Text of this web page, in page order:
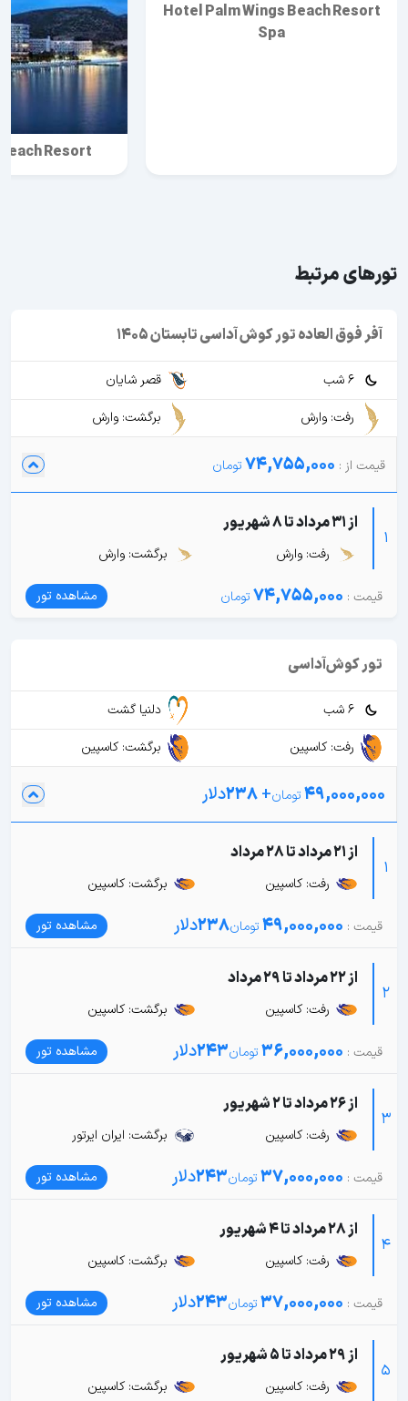
Hotel Palm Wings Beach Resort
Spa
Resort
تورهای مرتبط
آفر فوق العاده تور کوش آداسی تابستان 1405
6 شب
قصر شایان
رفت: وارش
برگشت: وارش
74,755,000
1
از 31 مرداد تا 8 شهریور
رفت: وارش برگشت: وارش
74,755,000 مشاهده تور
تور کوش‌آداسی
6 شب
دلنیا گشت
رفت: کاسپین
برگشت: کاسپین
49,000,000
+
238دلار
1
از 21 مرداد تا 28 مرداد
رفت: کاسپین برگشت: کاسپین
49,000,000
238دلار مشاهده تور
2
از 22 مرداد تا 29 مرداد
رفت: کاسپین برگشت: کاسپین
36,000,000
243دلار مشاهده تور
3
از 26 مرداد تا 2 شهریور
رفت: کاسپین برگشت: ایران ایرتور
37,000,000
243دلار مشاهده تور
4
از 28 مرداد تا 4 شهریور
رفت: کاسپین برگشت: کاسپین
37,000,000
243دلار مشاهده تور
5
از 29 مرداد تا 5 شهریور
رفت: کاسپین برگشت: کاسپین